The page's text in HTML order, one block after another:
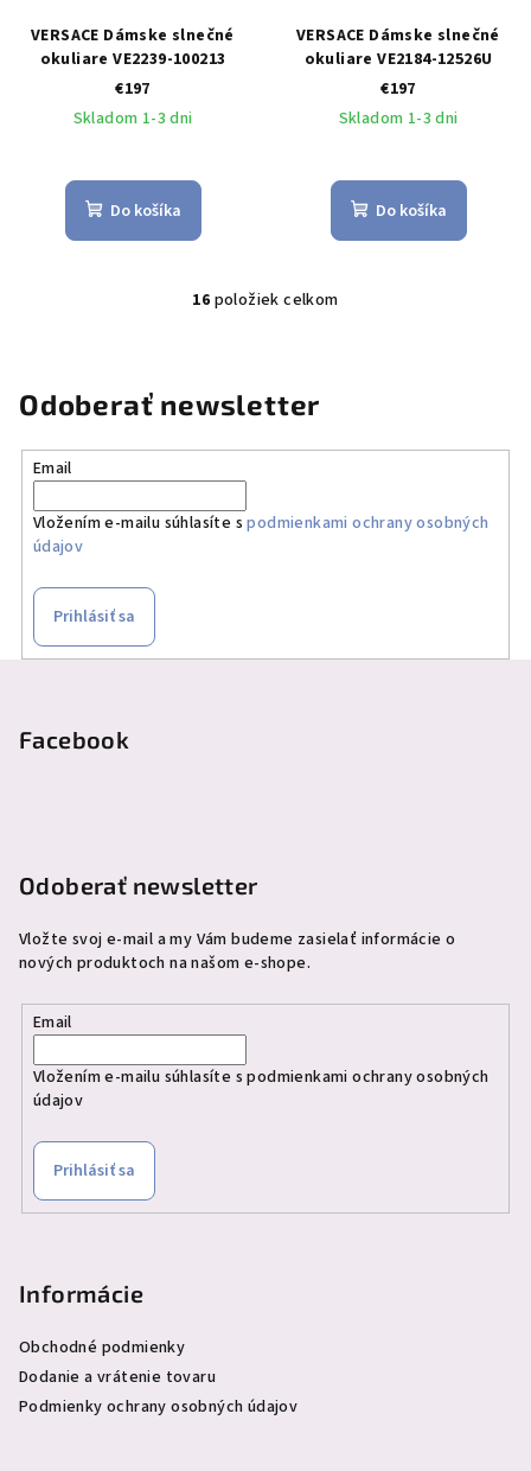
VERSACE Dámske slnečné
okuliare VE2239-100213
€197
Skladom 1-3 dni
Do košíka
VERSACE Dámske slnečné
okuliare VE2184-12526U
€197
Skladom 1-3 dni
Do košíka
O
á
d
a
e
y
16 položiek celkom
Odoberať newsletter
Email
Vložením e-mailu súhlasíte spodmienkami ochrany osobných
údajov
Prihlásiť sa
Facebook
Odoberať newsletter
Vložte svoj e-mail a my Vám budeme zasielať informácie o
nových produktoch na našom e-shope.
Email
Vložením e-mailu súhlasíte spodmienkami ochrany osobných
údajov
Prihlásiť sa
Informácie
Obchodné podmienky
Dodanie a vrátenie tovaru
Podmienky ochrany osobných údajov